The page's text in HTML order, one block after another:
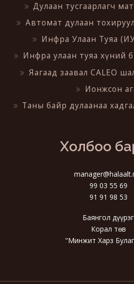
Дулаан тусгаарлагч
Автомат дулаан
Инфра Улаан Туяа
Инфра улаан туяа хүний
Яагаад заавал CALEO
Ионжсон
Таны байр дулаанаа
Холбоо
99 03 55 69
91 91 98 53
Баянгол дүүрэг
Корал төв
"Минжит Харз